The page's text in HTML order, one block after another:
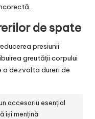
de spate
presiunii
greutății corpului
a dezvolta dureri de
accesoriu esențial
își mențină